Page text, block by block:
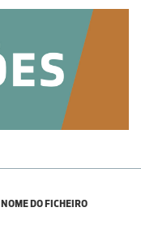
NOME DO FICHEIRO